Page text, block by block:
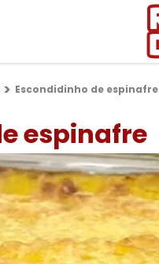
Escondidinho de espinafre
espinafre